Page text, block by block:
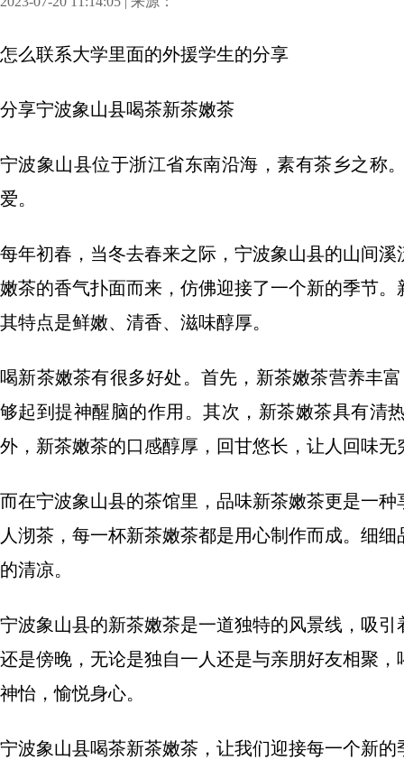
怎么联系大学里面的外援学生的分享
分享宁波象山县喝茶新茶嫩茶
宁波象山县位于浙江省东南沿海，素有茶乡之称
爱。
每年初春，当冬去春来之际，宁波象山县的山间
嫩茶的香气扑面而来，仿佛迎接了一个新的季节
其特点是鲜嫩、清香、滋味醇厚。
喝新茶嫩茶有很多好处。首先，新茶嫩茶营养丰
够起到提神醒脑的作用。其次，新茶嫩茶具有清
外，新茶嫩茶的口感醇厚，回甘悠长，让人回味无
而在宁波象山县的茶馆里，品味新茶嫩茶更是一
人沏茶，每一杯新茶嫩茶都是用心制作而成。细
的清凉。
宁波象山县的新茶嫩茶是一道独特的风景线，吸
还是傍晚，无论是独自一人还是与亲朋好友相聚
神怡，愉悦身心。
宁波象山县喝茶新茶嫩茶，让我们迎接每一个新